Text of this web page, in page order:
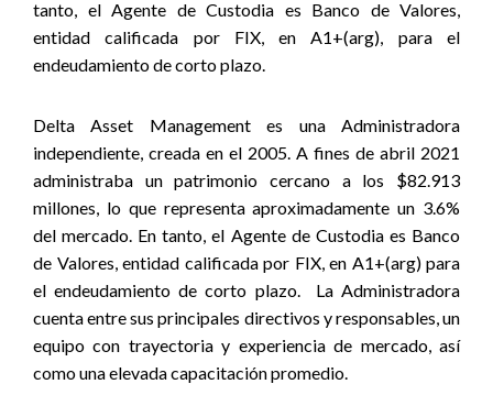
tanto, el Agente de Custodia es Banco de Valores,
entidad calificada por FIX, en A1+(arg), para el
endeudamiento de corto plazo.
Delta Asset Management es una Administradora
independiente, creada en el 2005. A fines de abril 2021
administraba un patrimonio cercano a los $82.913
millones, lo que representa aproximadamente un 3.6%
del mercado. En tanto, el Agente de Custodia es Banco
de Valores, entidad calificada por FIX, en A1+(arg) para
el endeudamiento de corto plazo. La Administradora
cuenta entre sus principales directivos y responsables, un
equipo con trayectoria y experiencia de mercado, así
como una elevada capacitación promedio.